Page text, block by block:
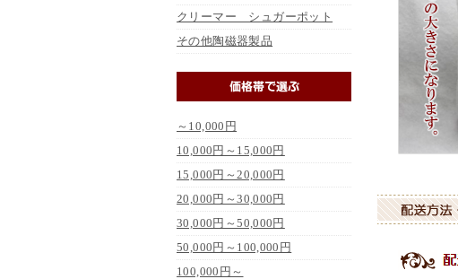
クリーマー シュガーポット
その他陶磁器製品
～10,000円
10,000円～15,000円
15,000円～20,000円
20,000円～30,000円
30,000円～50,000円
50,000円～100,000円
100,000円～